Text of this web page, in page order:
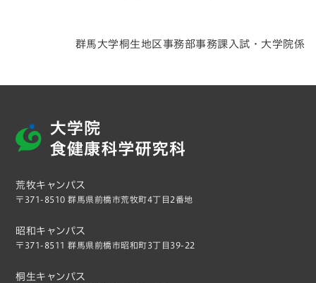
群馬大学桐生地区事務部事務課入試・大学院係
荒牧キャンパス
〒371-8510 群馬県前橋市荒牧町4丁目2番地
昭和キャンパス
〒371-8511 群馬県前橋市昭和町3丁目39-22
桐生キャンパス